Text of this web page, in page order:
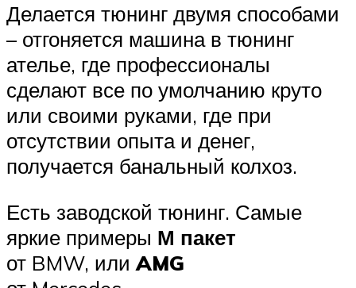
Делается тюнинг двумя способами
– отгоняется машина в тюнинг
ателье, где профессионалы
сделают все по умолчанию круто
или своими руками, где при
отсутствии опыта и денег,
получается банальный колхоз.
Есть заводской тюнинг. Самые
яркие примеры М пакет
от BMW, или AMG